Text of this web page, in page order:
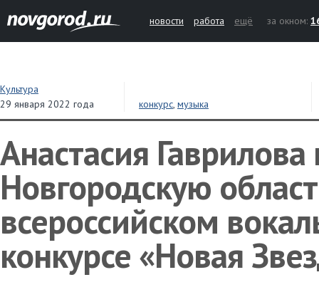
новости работа ещё за окном:
Культура
29 января 2022 года
конкурс, музыка
Анастасия
Новгородскую
всероссийском
конкурсе «Новая